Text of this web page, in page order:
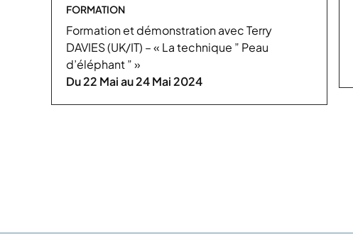
FORMATION
Formation et démonstration avec Terry
DAVIES (UK/IT) – « La technique ” Peau
d’éléphant ” »
Du 22 Mai au 24 Mai 2024